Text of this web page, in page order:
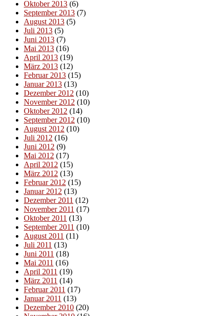
Oktober 2013 (6)
September 2013 (7)
August 2013 (5)
Juli 2013 (5)
Juni 2013 (7)
Mai 2013 (16)
April 2013 (19)
März 2013 (12)
Februar 2013 (15)
Januar 2013 (13)
Dezember 2012 (10)
November 2012 (10)
Oktober 2012 (14)
September 2012 (10)
August 2012 (10)
Juli 2012 (16)
Juni 2012 (9)
Mai 2012 (17)
April 2012 (15)
März 2012 (13)
Februar 2012 (15)
Januar 2012 (13)
Dezember 2011 (12)
November 2011 (17)
Oktober 2011 (13)
September 2011 (10)
August 2011 (11)
Juli 2011 (13)
Juni 2011 (18)
Mai 2011 (16)
April 2011 (19)
März 2011 (14)
Februar 2011 (17)
Januar 2011 (13)
Dezember 2010 (20)